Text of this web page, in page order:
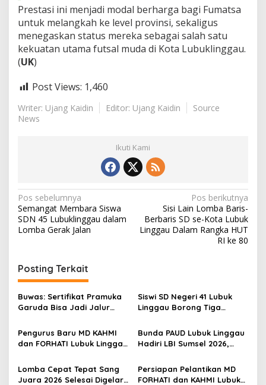
Prestasi ini menjadi modal berharga bagi Fumatsa
untuk melangkah ke level provinsi, sekaligus
menegaskan status mereka sebagai salah satu
kekuatan utama futsal muda di Kota Lubuklinggau.
(UK)
Post Views: 1,460
Writer: Ujang Kaidin Editor: Ujang Kaidin
Source
News
Ikuti Kami
N
a
v
g
a
s
i
p
o
s
Pos sebelumnya
Semangat Membara Siswa
SDN 45 Lubuklinggau dalam
Lomba Gerak Jalan
Pos berikutnya
Sisi Lain Lomba Baris-
Berbaris SD se-Kota Lubuk
Linggau Dalam Rangka HUT
RI ke 80
Posting Terkait
Buwas: Sertifikat Pramuka
Garuda Bisa Jadi Jalur
dan Perguruan Tinggi
Siswi SD Negeri 41 Lubuk
Linggau Borong Tiga
Kejuaraan Akuatik
Indonesia Palembang
Pengurus Baru MD KAHMI
dan FORHATI Lubuk Linggau
Bersinergi Bangun Daerah
Bunda PAUD Lubuk Linggau
Hadiri LBI Sumsel 2026,
Keluarga dalam Tumbuh
Kembang Anak
Lomba Cepat Tepat Sang
Juara 2026 Selesai Digelar,
Persiapan Pelantikan MD
FORHATI dan KAHMI Lubuk